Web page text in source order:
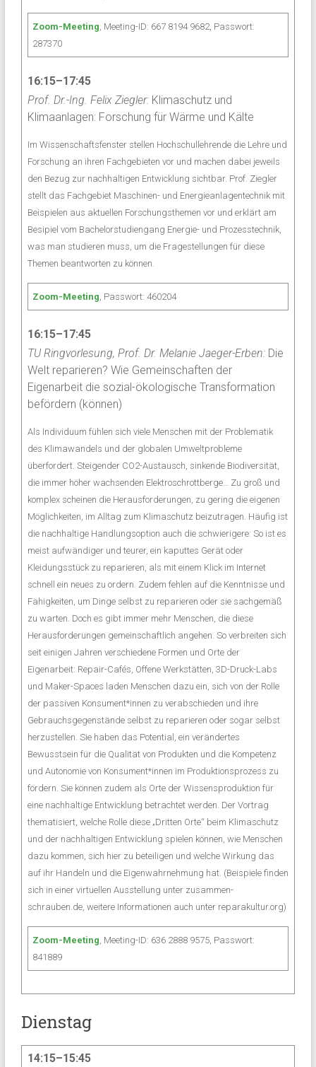
Zoom-Meeting , Meeting-ID: 667 8194 9682, Passwort:
287370
16:15–17:45
Prof. Dr.-Ing. Felix Ziegler:Klimaschutz und
Klimaanlagen: Forschung für Wärme und Kälte
Im Wissenschaftsfenster stellen Hochschullehrende die Lehre und
Forschung an ihren Fachgebieten vor und machen dabei jeweils
den Bezug zur nachhaltigen Entwicklung sichtbar. Prof. Ziegler
stellt das Fachgebiet Maschinen- und Energieanlagentechnik mit
Beispielen aus aktuellen Forschungsthemen vor und erklärt am
Besipiel vom Bachelorstudiengang Energie- und Prozesstechnik,
was man studieren muss, um die Fragestellungen für diese
Themen beantworten zu können.
Zoom-Meeting , Passwort: 460204
16:15–17:45
TU Ringvorlesung, Prof. Dr. Melanie Jaeger-Erben:Die
Welt reparieren? Wie Gemeinschaften der
Eigenarbeit die sozial-ökologische Transformation
befördern (können)
Als Individuum fühlen sich viele Menschen mit der Problematik
des Klimawandels und der globalen Umweltprobleme
überfordert. Steigender CO2-Austausch, sinkende Biodiversität,
die immer höher wachsenden Elektroschrottberge… Zu groß und
komplex scheinen die Herausforderungen, zu gering die eigenen
Möglichkeiten, im Alltag zum Klimaschutz beizutragen. Häufig ist
die nachhaltige Handlungsoption auch die schwierigere: So ist es
meist aufwändiger und teurer, ein kaputtes Gerät oder
Kleidungsstück zu reparieren, als mit einem Klick im Internet
schnell ein neues zu ordern. Zudem fehlen auf die Kenntnisse und
Fähigkeiten, um Dinge selbst zu reparieren oder sie sachgemäß
zu warten. Doch es gibt immer mehr Menschen, die diese
Herausforderungen gemeinschaftlich angehen. So verbreiten sich
seit einigen Jahren verschiedene Formen und Orte der
Eigenarbeit: Repair-Cafés, Offene Werkstätten, 3D-Druck-Labs
und Maker-Spaces laden Menschen dazu ein, sich von der Rolle
der passiven Konsument*innen zu verabschieden und ihre
Gebrauchsgegenstände selbst zu reparieren oder sogar selbst
herzustellen. Sie haben das Potential, ein verändertes
Bewusstsein für die Qualität von Produkten und die Kompetenz
und Autonomie von Konsument*innen im Produktionsprozess zu
fördern. Sie können zudem als Orte der Wissensproduktion für
eine nachhaltige Entwicklung betrachtet werden. Der Vortrag
thematisiert, welche Rolle diese „Dritten Orte“ beim Klimaschutz
und der nachhaltigen Entwicklung spielen können, wie Menschen
dazu kommen, sich hier zu beteiligen und welche Wirkung das
auf ihr Handeln und die Eigenwahrnehmung hat. (Beispiele finden
sich in einer virtuellen Ausstellung unter zusammen-
schrauben.de, weitere Informationen auch unter reparakultur.org)
Zoom-Meeting , Meeting-ID: 636 2888 9575, Passwort:
841889
Dienstag
14:15–15:45